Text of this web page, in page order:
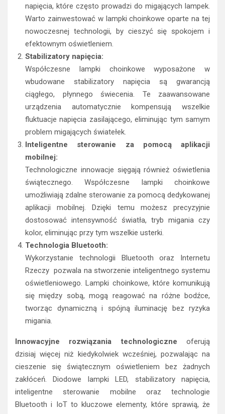
napięcia, które często prowadzi do migających lampek.
Warto zainwestować w lampki choinkowe oparte na tej
nowoczesnej technologii, by cieszyć się spokojem i
efektownym oświetleniem.
Stabilizatory napięcia:
Współczesne lampki choinkowe wyposażone w
wbudowane stabilizatory napięcia są gwarancją
ciągłego, płynnego świecenia. Te zaawansowane
urządzenia automatycznie kompensują wszelkie
fluktuacje napięcia zasilającego, eliminując tym samym
problem migających światełek.
Inteligentne sterowanie za pomocą aplikacji
mobilnej:
Technologiczne innowacje sięgają również oświetlenia
świątecznego. Współczesne lampki choinkowe
umożliwiają zdalne sterowanie za pomocą dedykowanej
aplikacji mobilnej. Dzięki temu możesz precyzyjnie
dostosować intensywność światła, tryb migania czy
kolor, eliminując przy tym wszelkie usterki.
Technologia Bluetooth:
Wykorzystanie technologii Bluetooth oraz Internetu
Rzeczy pozwala na stworzenie inteligentnego systemu
oświetleniowego. Lampki choinkowe, które komunikują
się między sobą, mogą reagować na różne bodźce,
tworząc dynamiczną i spójną iluminację bez ryzyka
migania.
Innowacyjne rozwiązania technologiczne oferują
dzisiaj więcej niż kiedykolwiek wcześniej, pozwalając na
cieszenie się świątecznym oświetleniem bez żadnych
zakłóceń. Diodowe lampki LED, stabilizatory napięcia,
inteligentne sterowanie mobilne oraz technologie
Bluetooth i IoT to kluczowe elementy, które sprawią, że